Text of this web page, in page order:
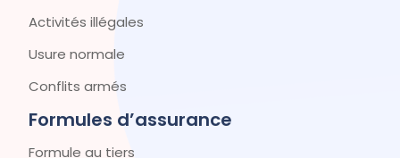
Activités illégales
Usure normale
Conflits armés
Formules d’assurance
Formule au tiers